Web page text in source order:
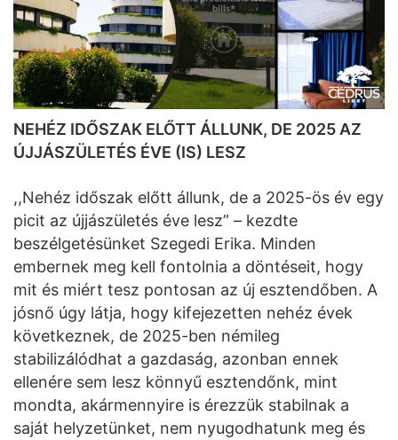
NEHÉZ IDŐSZAK ELŐTT ÁLLUNK, DE 2025 AZ
ÚJJÁSZÜLETÉS ÉVE (IS) LESZ
,,Nehéz időszak előtt állunk, de a 2025-ös év egy
picit az újjászületés éve lesz” – kezdte
beszélgetésünket Szegedi Erika. Minden
embernek meg kell fontolnia a döntéseit, hogy
mit és miért tesz pontosan az új esztendőben. A
jósnő úgy látja, hogy kifejezetten nehéz évek
következnek, de 2025-ben némileg
stabilizálódhat a gazdaság, azonban ennek
ellenére sem lesz könnyű esztendőnk, mint
mondta, akármennyire is érezzük stabilnak a
saját helyzetünket, nem nyugodhatunk meg és